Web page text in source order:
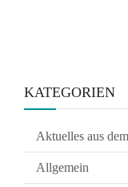
KATEGORIEN
Aktuelles aus
Allgemein